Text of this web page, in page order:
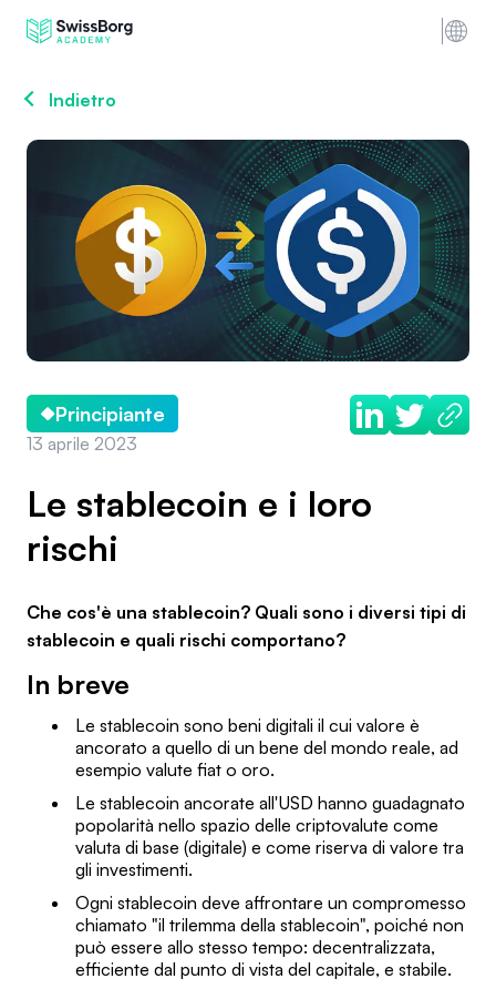
Indietro
Principiante
13 aprile 2023
Le stablecoin e i loro
rischi
Che cos'è una stablecoin? Quali sono i diversi tipi di
stablecoin e quali rischi comportano?
In breve
Le stablecoin sono beni digitali il cui valore è
ancorato a quello di un bene del mondo reale, ad
esempio valute fiat o oro.
Le stablecoin ancorate all'USD hanno guadagnato
popolarità nello spazio delle criptovalute come
valuta di base (digitale) e come riserva di valore tra
gli investimenti.
Ogni stablecoin deve affrontare un compromesso
chiamato "il trilemma della stablecoin", poiché non
può essere allo stesso tempo: decentralizzata,
efficiente dal punto di vista del capitale, e stabile.